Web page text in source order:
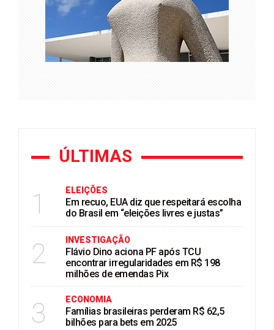
ÚLTIMAS
1 ELEIÇÕES
Em recuo, EUA diz que respeitará escolha
do Brasil em “eleições livres e justas”
2 INVESTIGAÇÃO
Flávio Dino aciona PF após TCU
encontrar irregularidades em R$ 198
milhões de emendas Pix
3 ECONOMIA
Famílias brasileiras perderam R$ 62,5
bilhões para bets em 2025